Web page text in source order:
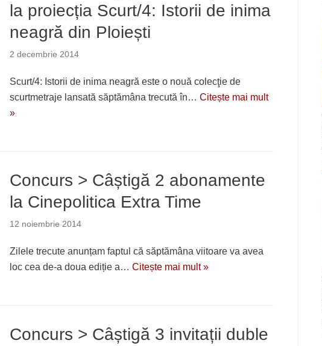
la proiecția Scurt/4: Istorii de inima
neagră din Ploiești
2 decembrie 2014
Scurt/4: Istorii de inima neagră este o nouă colecţie de
scurtmetraje lansată săptămâna trecută în… Citește mai mult
»
Concurs > Câștigă 2 abonamente
la Cinepolitica Extra Time
12 noiembrie 2014
Zilele trecute anunțam faptul că săptămâna viitoare va avea
loc cea de-a doua ediție a… Citește mai mult »
Concurs > Câștigă 3 invitații duble